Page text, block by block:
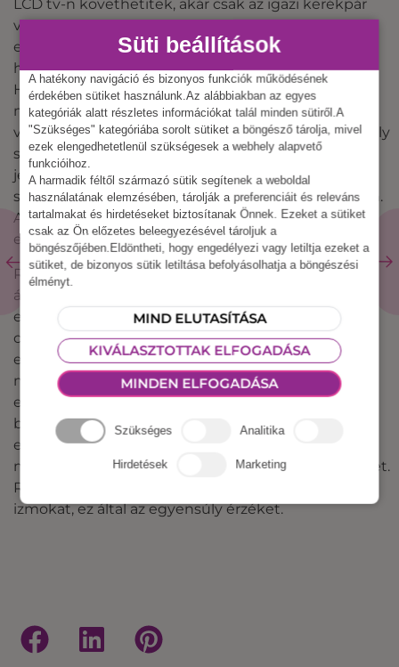
LCD tv-n követhetitek, akár csak az igazi kerékpár
versenyeken. Másodsorban pedig, a kerékpáros
ergométer egy olyan eszköz, amelyet bárki
használhat, kortól és nemtől függetlenül.
Használatát mindenki gyorsan elsajátíthatja,
miközben nem csak jól szórakozik, de átmozgatja
vele az egész testét is. Nem szükséges hozzá komoly
sportos múlt, viszont azok számára is kihívást tud
jelenteni akik aktívan sportolnak. Erőnlét növelő, és
segít többek között a fogyásban és a zsírégetésben.
A teljesítmény pedig számokban mérhető, így akár
egy bajnokságot is rendezhettek a kollégák között!
Rendezzetek házi bajnokságot, mérjétek össze
állóképességeteket bicikli versennyel a kerékpáros
ergométer segítségével. Ez a sporteszköz már nem
csak a hivatásos sportolók egyik kedvenc sport
eszköze, de beépült a sportolni szerető emberek
mindennapjaiba is azáltal, hogy elérhetővé vált
edzőtermekben, fitnesz központokban, használata
biztonságos és igazán könnyű elsajátítani. Mind
ezek mellett pedig fokozza a szív és légzőrendszer
működését és csak minimálisan terheli az ízületeket.
Remek stresszoldó és segít fejleszteni a stabilizáló
izmokat, ez által az egyensúly érzéket.
Süti beállítások
A hatékony navigáció és bizonyos funkciók működésének
érdekében sütiket használunk.Az alábbiakban az egyes
kategóriák alatt részletes információkat talál minden sütiről.A
"Szükséges" kategóriába sorolt sütiket a böngésző tárolja, mivel
ezek elengedhetetlenül szükségesek a webhely alapvető
funkcióihoz.
A harmadik féltől származó sütik segítenek a weboldal
használatának elemzésében, tárolják a preferenciáit és releváns
tartalmakat és hirdetéseket biztosítanak Önnek. Ezeket a sütiket
csak az Ön előzetes beleegyezésével tároljuk a
böngészőjében.Eldöntheti, hogy engedélyezi vagy letiltja ezeket a
sütiket, de bizonyos sütik letiltása befolyásolhatja a böngészési
élményt.
MIND ELUTASÍTÁSA
KIVÁLASZTOTTAK ELFOGADÁSA
MINDEN ELFOGADÁSA
Szükséges Analitika
Hirdetések Marketing